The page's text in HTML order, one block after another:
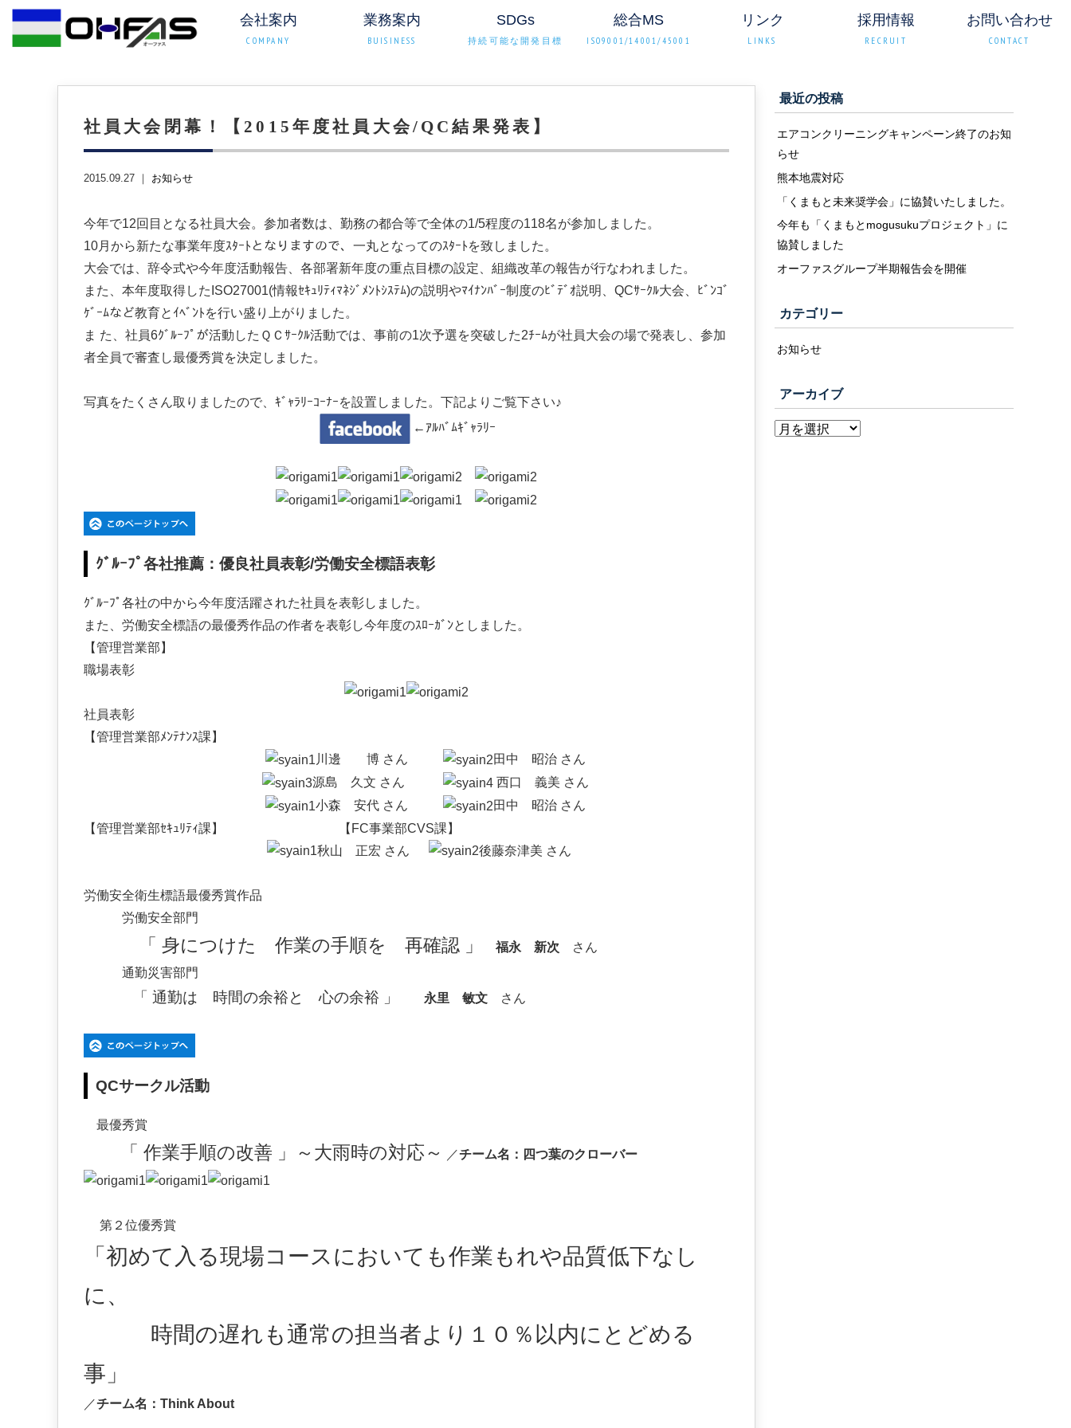
会社案内
COMPANY
業務案内
BUISINESS
SDGs
持続可能な開発目標
総合MS
ISO9001/14001/45001
リンク
LINKS
採用情報
RECRUIT
お問い合わせ
CONTACT
社員大会閉幕！【2015年度社員大会/QC結果発表】
2015.09.27 ｜ お知らせ
今年で12回目となる社員大会。参加者数は、勤務の都合等で全体の1/5程度の118名が参加しました。
10月から新たな事業年度ｽﾀｰﾄとなりますので、一丸となってのｽﾀｰﾄを致しました。
大会では、辞令式や今年度活動報告、各部署新年度の重点目標の設定、組織改革の報告が行なわれました。
また、本年度取得したISO27001(情報ｾｷｭﾘﾃｨﾏﾈｼﾞﾒﾝﾄｼｽﾃﾑ)の説明やﾏｲﾅﾝﾊﾞｰ制度のﾋﾞﾃﾞｵ説明、QCｻｰｸﾙ大会、ﾋﾞﾝｺﾞ
ｹﾞｰﾑなど教育とｲﾍﾞﾝﾄを行い盛り上がりました。
ま た、社員6ｸﾞﾙｰﾌﾟが活動したＱＣｻｰｸﾙ活動では、事前の1次予選を突破した2ﾁｰﾑが社員大会の場で発表し、参加
者全員で審査し最優秀賞を決定しました。
写真をたくさん取りましたので、ｷﾞｬﾗﾘｰｺｰﾅｰを設置しました。下記よりご覧下さい♪
←ｱﾙﾊﾞﾑｷﾞｬﾗﾘｰ
ｸﾞﾙｰﾌﾟ各社推薦：優良社員表彰/労働安全標語表彰
ｸﾞﾙｰﾌﾟ各社の中から今年度活躍された社員を表彰しました。
また、労働安全標語の最優秀作品の作者を表彰し今年度のｽﾛｰｶﾞﾝとしました。
【管理営業部】
職場表彰
社員表彰
【管理営業部ﾒﾝﾃﾅﾝｽ課】
川邊 博 さん
田中 昭治 さん
源島 久文 さん
西口 義美 さん
小森 安代 さん
田中 昭治 さん
【管理営業部ｾｷｭﾘﾃｨ課】
【FC事業部CVS課】
秋山 正宏 さん
後藤奈津美 さん
労働安全衛生標語最優秀賞作品
労働安全部門
「 身につけた 作業の手順を 再確認 」 福永 新次 さん
通勤災害部門
「 通勤は 時間の余裕と 心の余裕 」 永里 敏文 さん
QCサークル活動
最優秀賞
「 作業手順の改善 」～大雨時の対応～ ／チーム名：四つ葉のクローバー
第２位優秀賞
「初めて入る現場コースにおいても作業もれや品質低下なし
に、
時間の遅れも通常の担当者より１０％以内にとどめる
事」
／チーム名：Think About
最近の投稿
エアコンクリーニングキャンペーン終了のお知
らせ
熊本地震対応
「くまもと未来奨学会」に協賛いたしました。
今年も「くまもとmogusukuプロジェクト」に
協賛しました
オーファスグループ半期報告会を開催
カテゴリー
お知らせ
アーカイブ